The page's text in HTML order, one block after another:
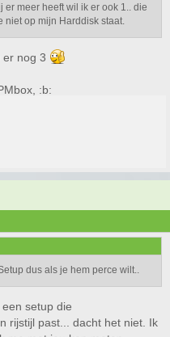
er meer heeft wil ik er ook 1.. die
niet op mijn Harddisk staat.
er nog 3
:b:
dus als je hem perce wilt..
setup die
rijstijl past... dacht het niet. Ik